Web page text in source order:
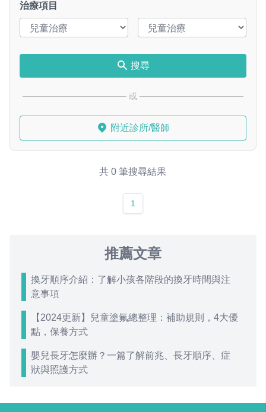
治療項目
搜尋
或
附近診所/醫師
共 0 筆搜尋結果
1
推薦文章
換牙順序介紹：了解小孩各階段的換牙時間與注
意事項
【2024更新】兒童塗氟總整理：補助規則，4大優
點，保養方式
嬰兒長牙怎麼辦？一篇了解前兆、長牙順序、症
狀與照護方式